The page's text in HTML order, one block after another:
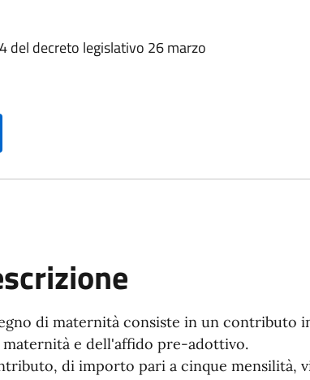
del decreto legislativo 26 marzo
di maternità consiste in un contributo
maternità e dell'affido pre-adottivo.
di importo pari a cinque mensilità,